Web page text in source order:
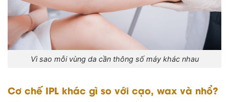
Vì sao mỗi vùng da cần thông số máy khác nhau
Cơ chế IPL khác gì so với cạo, wax và nhổ?